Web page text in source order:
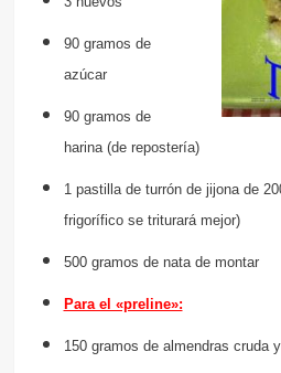
90 gramos de
azúcar
90 gramos de
harina (de repostería)
1 pastilla de turrón de jijona de
frigorífico se triturará mejor)
500 gramos de nata de montar
Para el «preline»:
150 gramos de almendras cruda